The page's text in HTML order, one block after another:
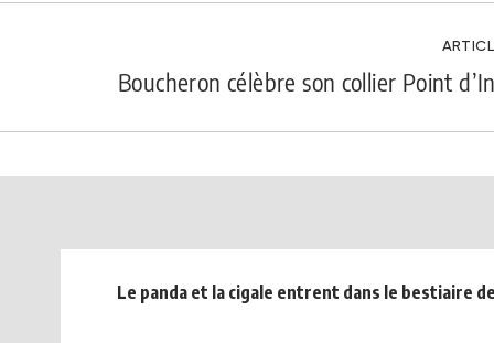
Boucheron célèbre son collier Point
Le panda et la cigale entrent dans le bestiaire